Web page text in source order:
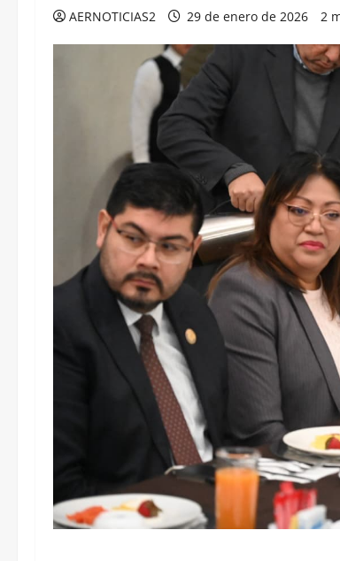
AERNOTICIAS2 29 de enero de 2026 2